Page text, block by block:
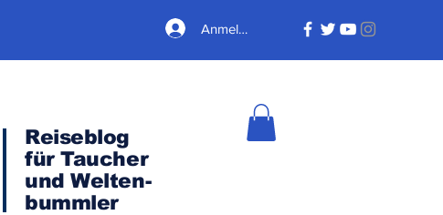
Anmelden
Reiseblog
für Taucher
und Welten-
bummler